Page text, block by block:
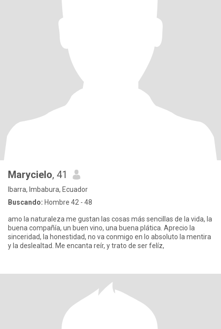
Marycielo, 41
Ibarra, Imbabura, Ecuador
Buscando: Hombre 42 - 48
amo la naturaleza me gustan las cosas más sencillas de la vida, la
buena compañía, un buen vino, una buena plática. Aprecio la
sinceridad, la honestidad, no va conmigo en lo absoluto la mentira
y la deslealtad. Me encanta reír, y trato de ser felíz,